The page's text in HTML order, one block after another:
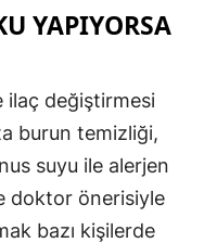
Uşak
Yozgat
Zonguldak
Aksaray
YAPIYORSA
ilaç değiştirmesi
burun temizliği,
suyu ile alerjen
doktor önerisiyle
bazı kişilerde